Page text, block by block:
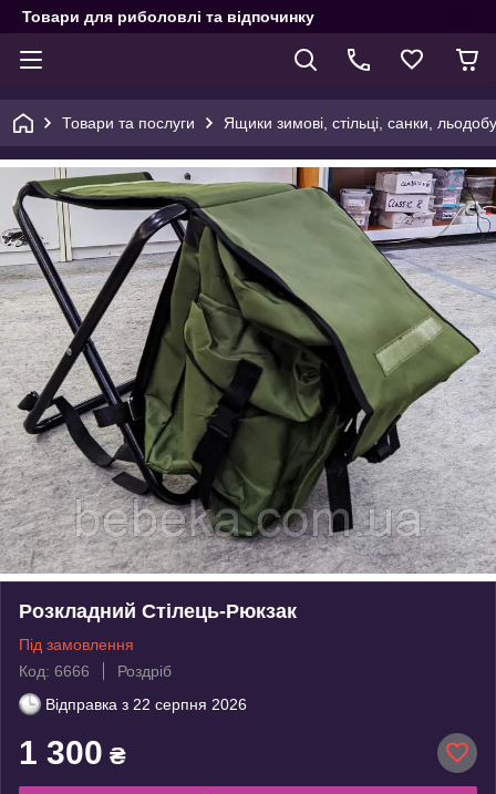
Товари для риболовлі та відпочинку
Товари та послуги Ящики зимові, стільці, санки,
Розкладний Стілець-Рюкзак
Під замовлення
Код: 6666
Роздріб
Відправка з 22 серпня 2026
1 300 ₴